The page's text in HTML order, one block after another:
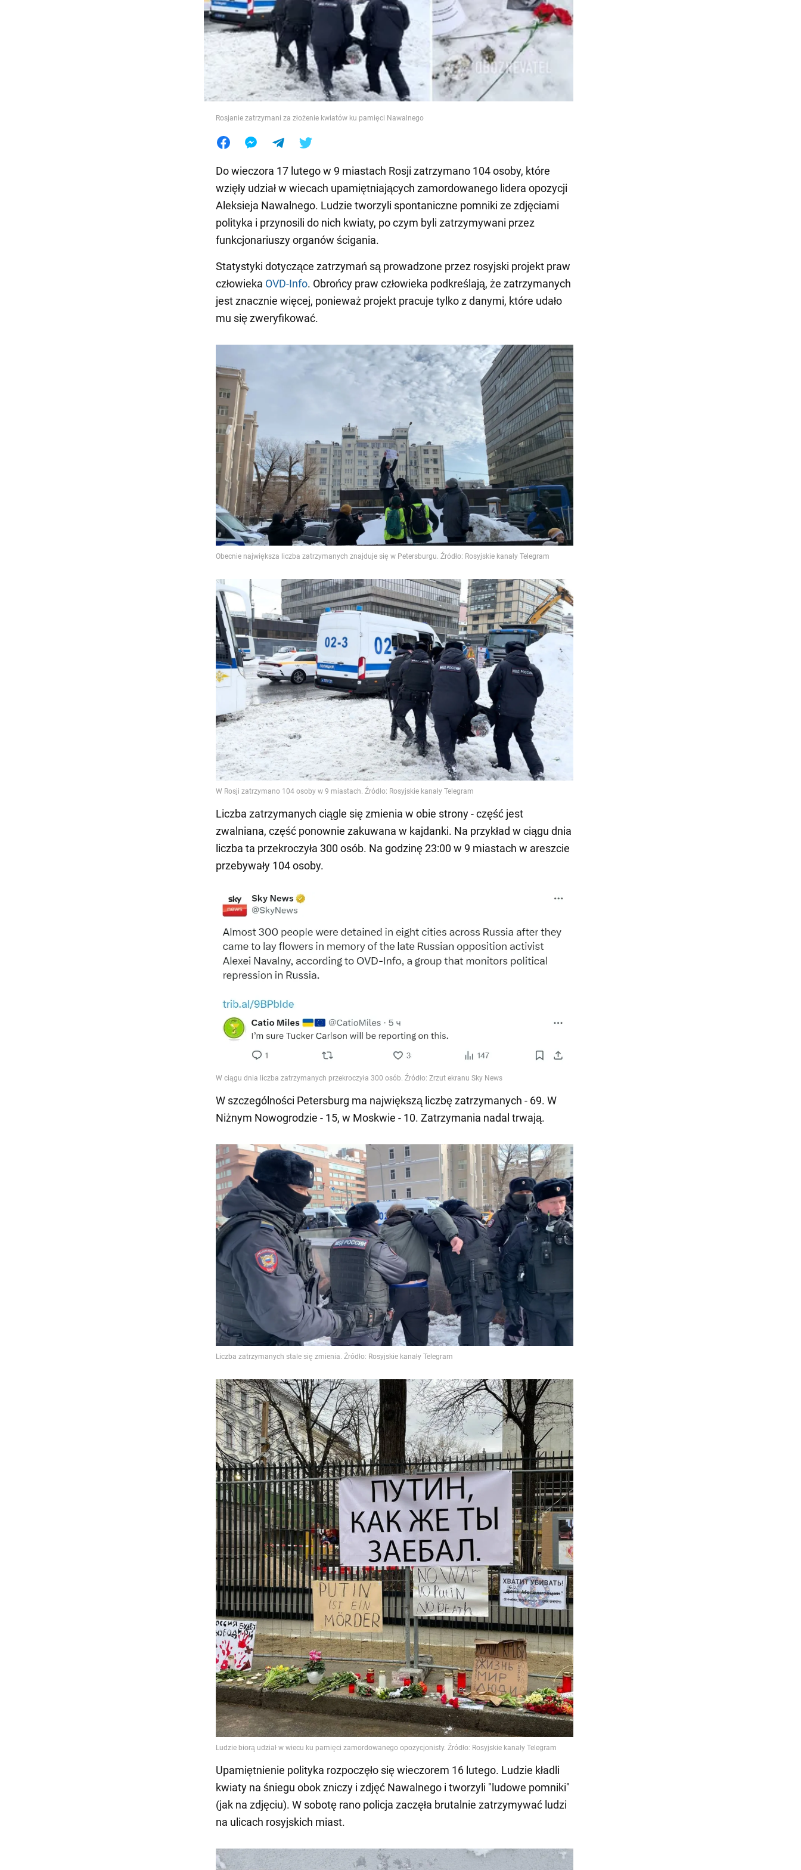
Jedzenie
Rosjanie zatrzymani za złożenie kwiatów ku pamięci Nawalnego
Do wieczora 17 lutego w 9 miastach Rosji zatrzymano 104 osoby, które
wzięły udział w wiecach upamiętniających zamordowanego lidera opozycji
Aleksieja Nawalnego. Ludzie tworzyli spontaniczne pomniki ze zdjęciami
polityka i przynosili do nich kwiaty, po czym byli zatrzymywani przez
funkcjonariuszy organów ścigania.
Statystyki dotyczące zatrzymań są prowadzone przez rosyjski projekt praw
człowieka OVD-Info. Obrońcy praw człowieka podkreślają, że zatrzymanych
jest znacznie więcej, ponieważ projekt pracuje tylko z danymi, które udało
mu się zweryfikować.
Liczba zatrzymanych ciągle się zmienia w obie strony - część jest
zwalniana, część ponownie zakuwana w kajdanki. Na przykład w ciągu dnia
liczba ta przekroczyła 300 osób. Na godzinę 23:00 w 9 miastach w areszcie
przebywały 104 osoby.
W szczególności Petersburg ma największą liczbę zatrzymanych - 69. W
Niżnym Nowogrodzie - 15, w Moskwie - 10. Zatrzymania nadal trwają.
Upamiętnienie polityka rozpoczęło się wieczorem 16 lutego. Ludzie kładli
kwiaty na śniegu obok zniczy i zdjęć Nawalnego i tworzyli "ludowe pomniki"
(jak na zdjęciu). W sobotę rano policja zaczęła brutalnie zatrzymywać ludzi
na ulicach rosyjskich miast.